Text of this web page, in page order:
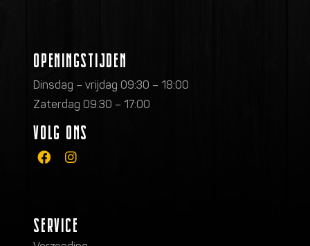
OPENINGSTIJDEN
Dinsdag – vrijdag 09:30 – 18:00
Zaterdag 09:30 – 17:00
VOLG ONS
SERVICE